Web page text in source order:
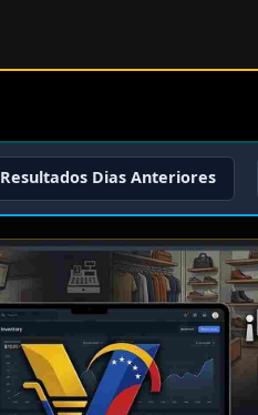
Resultados Dias Anteriores